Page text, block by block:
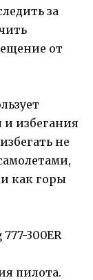
за
от
избегания
не
как горы
300ER
пилота.